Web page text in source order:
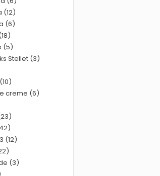
(12)
(6)
(5)
Stellet (3)
creme (6)
(12)
(3)